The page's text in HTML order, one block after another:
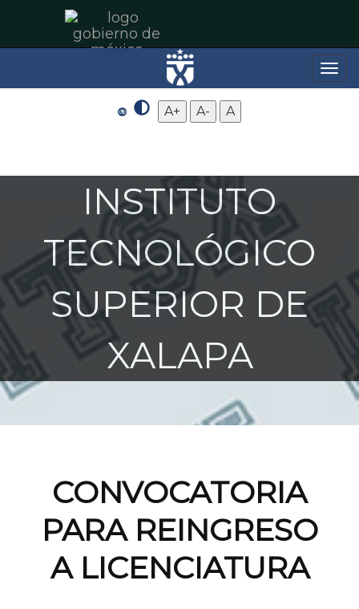
A+ A- A
Toggle
INSTITUTO
TECNOLÓGICO
SUPERIOR DE
XALAPA
CONVOCATORIA
PARA REINGRESO
A LICENCIATURA